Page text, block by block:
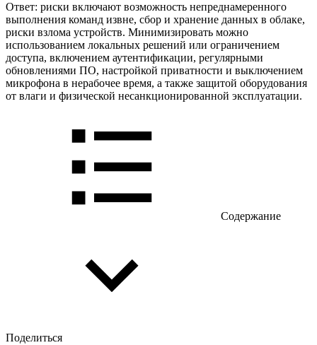
Ответ: риски включают возможность непреднамеренного
выполнения команд извне, сбор и хранение данных в облаке,
риски взлома устройств. Минимизировать можно
использованием локальных решений или ограничением
доступа, включением аутентификации, регулярными
обновлениями ПО, настройкой приватности и выключением
микрофона в нерабочее время, а также защитой оборудования
от влаги и физической несанкционированной эксплуатации.
Содержание
Поделиться